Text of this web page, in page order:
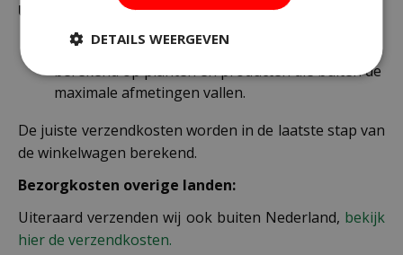
Uitzonderlijke verzendkosten
Er word standaard € 4,99 verzendkosten
berekend op planten en producten die buiten de
maximale afmetingen vallen.
De juiste verzendkosten worden in de laatste stap van
de winkelwagen berekend.
Bezorgkosten overige landen:
Uiteraard verzenden wij ook buiten Nederland, bekijk
hier de verzendkosten.
DETAILS WEERGEVEN